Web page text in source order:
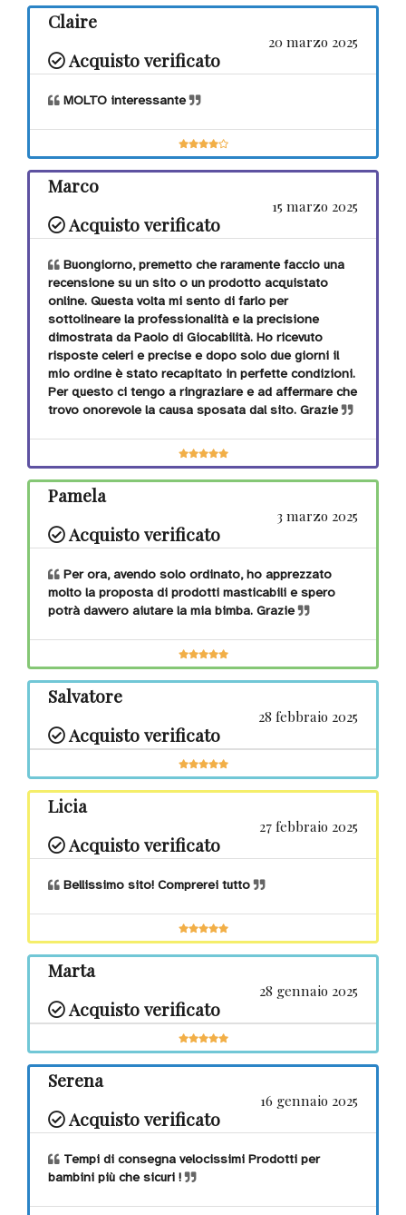
Claire
20 marzo 2025
Acquisto verificato
MOLTO interessante
Marco
15 marzo 2025
Acquisto verificato
Buongiorno, premetto che raramente faccio una
recensione su un sito o un prodotto acquistato
online. Questa volta mi sento di farlo per
sottolineare la professionalità e la precisione
dimostrata da Paolo di Giocabilità. Ho ricevuto
risposte celeri e precise e dopo solo due giorni il
mio ordine è stato recapitato in perfette condizioni.
Per questo ci tengo a ringraziare e ad affermare che
trovo onorevole la causa sposata dal sito. Grazie
Pamela
3 marzo 2025
Acquisto verificato
Per ora, avendo solo ordinato, ho apprezzato
molto la proposta di prodotti masticabili e spero
potrà davvero aiutare la mia bimba. Grazie
Salvatore
28 febbraio 2025
Acquisto verificato
Licia
27 febbraio 2025
Acquisto verificato
Bellissimo sito! Comprerei tutto
Marta
28 gennaio 2025
Acquisto verificato
Serena
16 gennaio 2025
Acquisto verificato
Tempi di consegna velocissimi Prodotti per
bambini più che sicuri !